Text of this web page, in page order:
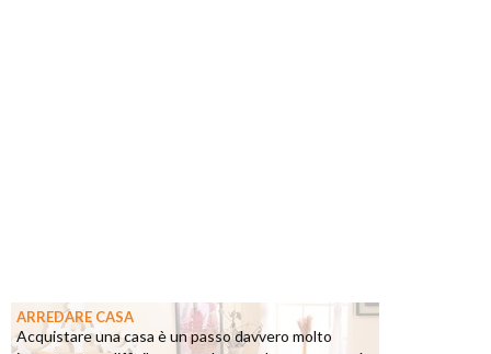
ARREDARE CASA
Acquistare una casa è un passo davvero molto